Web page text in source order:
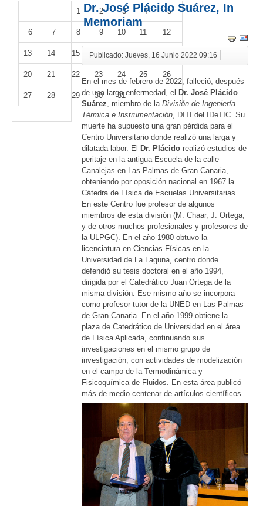
1 2 3 4 5
6 7 8 9 10 11 12
13 14 15 16 17 18 19
20 21 22 23 24 25 26
27 28 29 30 31
Dr. José Plácido Suárez, In
Memoriam
Publicado: Jueves, 16 Junio 2022 09:16
En el mes de febrero de 2022, falleció, después
de una larga enfermedad, el Dr. José Plácido
Suárez, miembro de laDivisión de Ingeniería
Térmica e Instrumentación, DITI del IDeTIC. Su
muerte ha supuesto una gran pérdida para el
Centro Universitario donde realizó una larga y
dilatada labor. El
Dr. Plácido realizó estudios de
peritaje en la antigua Escuela de la calle
Canalejas en Las Palmas de Gran Canaria,
obteniendo por oposición nacional en 1967 la
Cátedra de Física de Escuelas Universitarias.
En este Centro fue profesor de algunos
miembros de esta división (M. Chaar, J. Ortega,
y de otros muchos profesionales y profesores de
la ULPGC). En el año 1980 obtuvo la
licenciatura en Ciencias Físicas en la
Universidad de La Laguna, centro donde
defendió su tesis doctoral en el año 1994,
dirigida por el Catedrático Juan Ortega de la
misma división. Ese mismo año se incorpora
como profesor tutor de la UNED en Las Palmas
de Gran Canaria. En el año 1999 obtiene la
plaza de Catedrático de Universidad en el área
de Física Aplicada, continuando sus
investigaciones en el mismo grupo de
investigación, con actividades de modelización
en el campo de la Termodinámica y
Fisicoquímica de Fluidos. En esta área publicó
más de medio centenar de artículos científicos.